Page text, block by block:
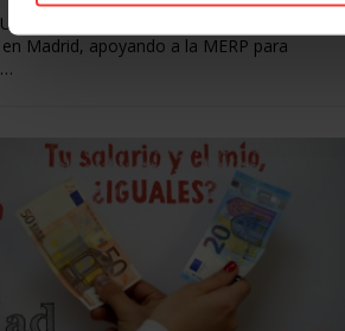
han estado recogiendo firmas hoy en
Madrid, apoyando a la MERP para